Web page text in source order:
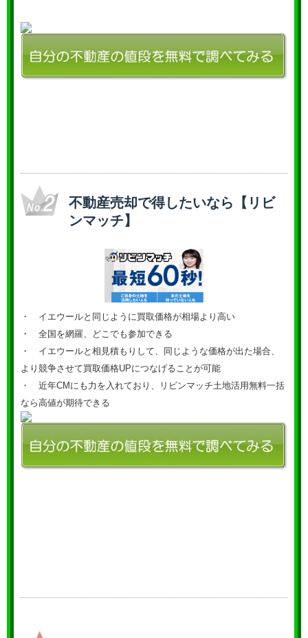
不動産売却で得したいなら【リビ
ンマッチ】
・ イエウールと同じように買取価格が相場より高い
・ 全国を網羅、どこでも参加できる
・ イエウールと相見積もりして、同じような価格が出た場合、
より競争させて買取価格UPにつなげることが可能
・ 近年CMにも力を入れており、リビンマッチ土地活用無料一括
なら高値が期待できる